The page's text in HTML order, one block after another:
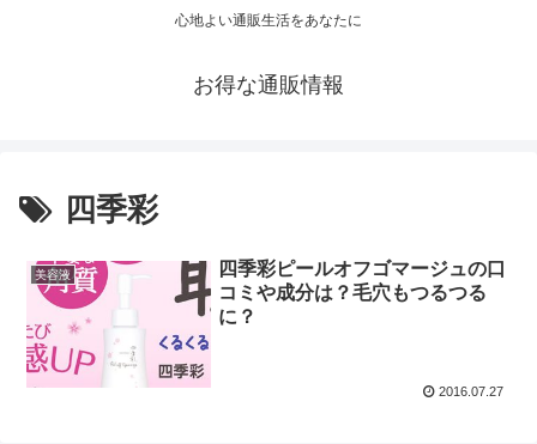
心地よい通販生活をあなたに
お得な通販情報
四季彩
美容液
四季彩ピールオフゴマージュの口
コミや成分は？毛穴もつるつる
に？
2016.07.27